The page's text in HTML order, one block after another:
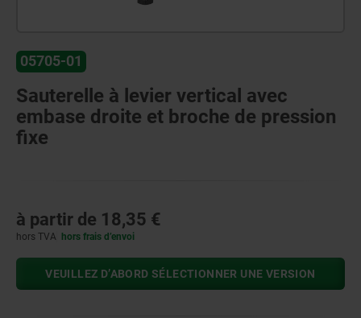
05705-01
Sauterelle à levier vertical avec
embase droite et broche de pression
fixe
à partir de 18,35 €
hors TVA hors frais d’envoi
VEUILLEZ D’ABORD SÉLECTIONNER UNE VERSION